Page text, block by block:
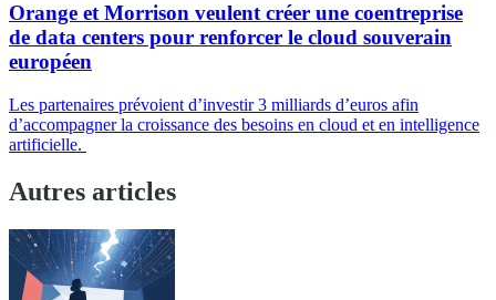
Orange et Morrison veulent créer une coentreprise
de data centers pour renforcer le cloud souverain
européen
Les partenaires prévoient d’investir 3 milliards d’euros afin
d’accompagner la croissance des besoins en cloud et en intelligence
artificielle.
Autres articles